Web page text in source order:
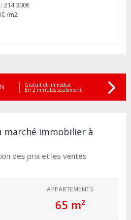
214 300€
/m2
Gratuit et Immédiat
En 2 minutes seulement
marché immobilier à
des prix et les ventes
APPARTEMENTS
65 m²